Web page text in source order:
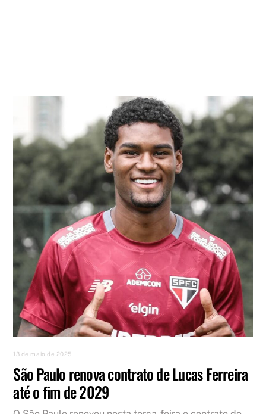
13 de maio de 2025
São Paulo renova contrato de Lucas Ferreira
até o fim de 2029